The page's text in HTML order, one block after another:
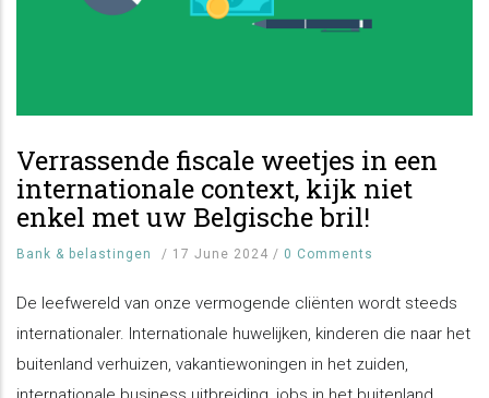
Verrassende fiscale weetjes in een
internationale context, kijk niet
enkel met uw Belgische bril!
Bank & belastingen / 17 June 2024 / 0 Comments
De leefwereld van onze vermogende cliënten wordt steeds
internationaler. Internationale huwelijken, kinderen die naar het
buitenland verhuizen, vakantiewoningen in het zuiden,